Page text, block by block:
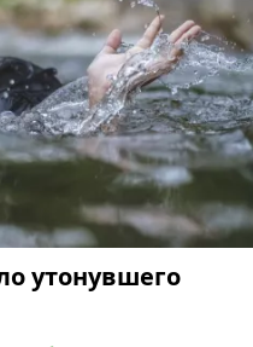
утонувшего